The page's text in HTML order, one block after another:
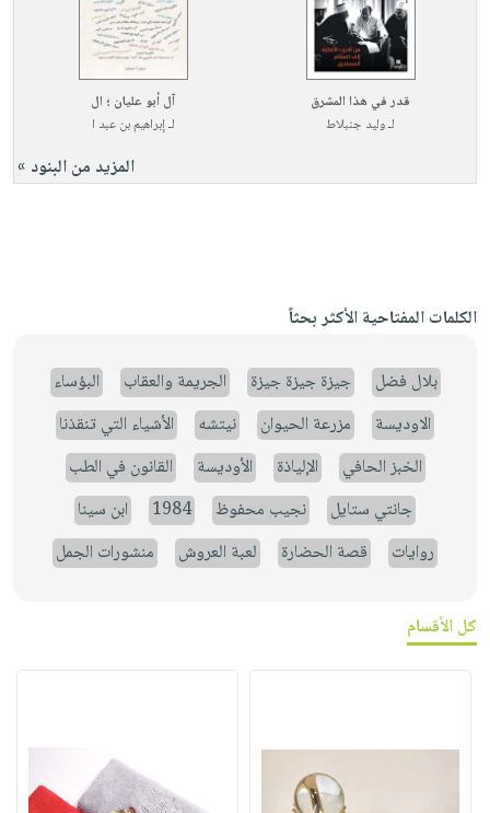
قدر في هذا المشرق
لـوليد جنبلاط
آل أبو عليان ؛ ال
لـإبراهيم بن عبد ا
المزيد من البنود »
الكلمات المفتاحية الأكثر بحثاً
بلال فضل جيزة جيزة جيزة الجريمة والعقاب
البؤساء
الاوديسة
مزرعة الحيوان نيتشه
الأشياء التي تنقذنا
الخبز الحافي
الإلياذة الأوديسة
القانون في الطب
جانتي ستايل
نجيب محفوظ 1984
ابن سينا
روايات
قصة الحضارة لعبة العروش منشورات الجمل
كل الأقسام